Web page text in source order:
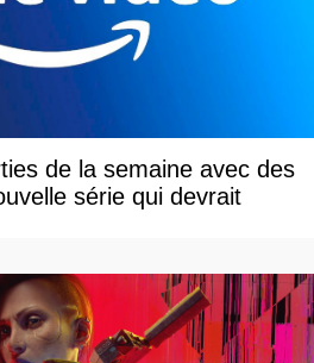
de la semaine avec des
série qui devrait